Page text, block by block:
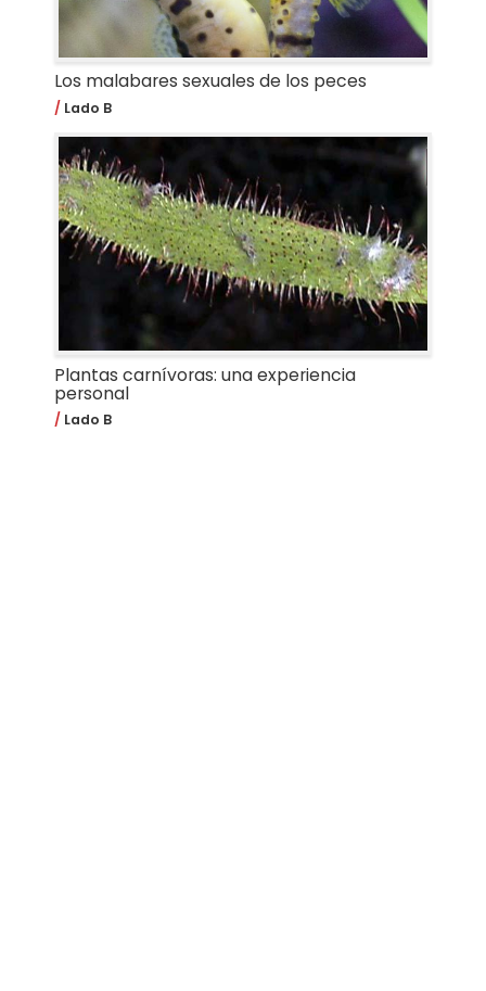
Los malabares sexuales de los peces
Lado B
Plantas carnívoras: una experiencia
personal
Lado B